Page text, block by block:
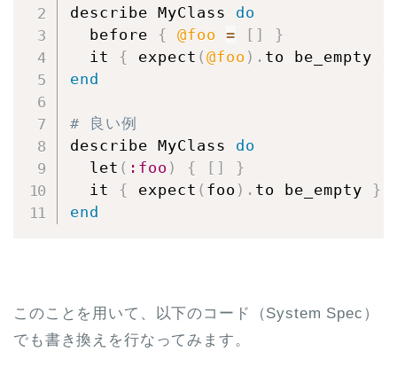
describe MyClass do
  before
{ @foo = [ ]
}
  it
{ expect ( @foo ) . to be_empty
end
# 良い例
describe MyClass do
  let
( :foo ) { [ ]
}
  it
{ expect ( foo ) . to be_empty
}
end
このことを用いて、以下のコード（System Spec）
でも書き換えを行なってみます。